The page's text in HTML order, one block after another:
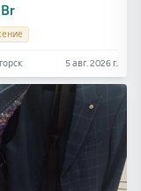
5 авг. 2026 г.